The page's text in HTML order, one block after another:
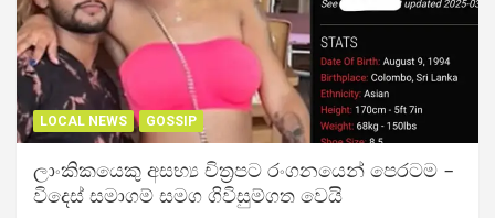
LOCAL NEWS GOSSIP
ලාංකිකයෙකු අසභ්‍ය චිත්‍රපට රංගනයෙන් පෙරටම –
විදෙස් සමාගම් සමග ගිවිසුම්ගත වෙයි